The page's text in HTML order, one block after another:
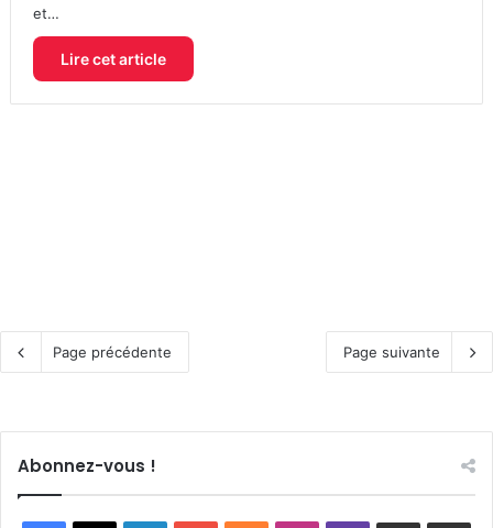
et…
Lire cet article
Page précédente Page suivante
Abonnez-vous !